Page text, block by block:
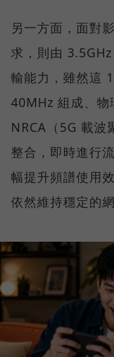
另一方面，面對
求，則由
輸能力，雖然這
40MHz 組成、物
NRCA（5G 載波
整合，即時進行
幅提升頻譜使用
依然維持穩定的網